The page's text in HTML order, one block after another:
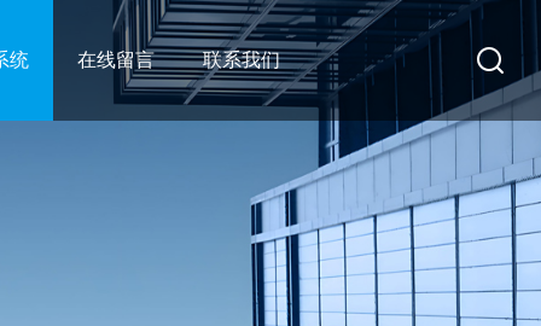
统 在线留言 联系我们